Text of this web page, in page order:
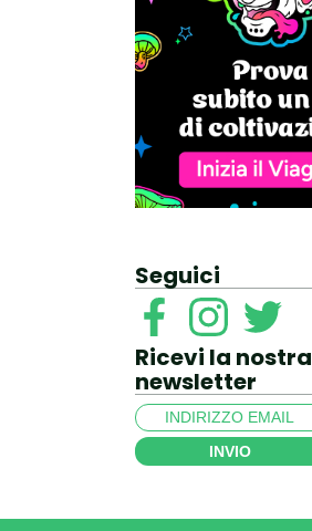
Seguici
Ricevi la nostra
newsletter
INVIO